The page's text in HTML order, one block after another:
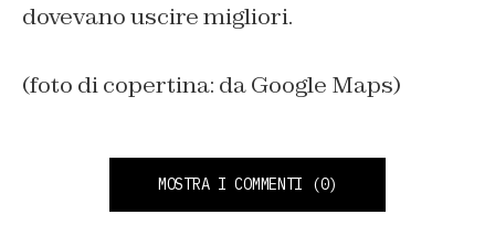
dovevano uscire migliori.
(foto di copertina: da Google Maps)
MOSTRA I COMMENTI (0)